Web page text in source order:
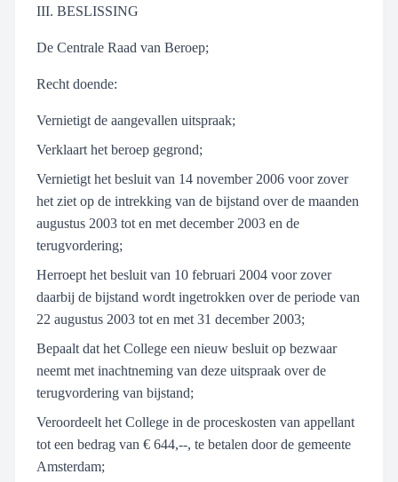
III. BESLISSING
De Centrale Raad van Beroep;
Recht doende:
Vernietigt de aangevallen uitspraak;
Verklaart het beroep gegrond;
Vernietigt het besluit van 14 november 2006 voor zover
het ziet op de intrekking van de bijstand over de maanden
augustus 2003 tot en met december 2003 en de
terugvordering;
Herroept het besluit van 10 februari 2004 voor zover
daarbij de bijstand wordt ingetrokken over de periode van
22 augustus 2003 tot en met 31 december 2003;
Bepaalt dat het College een nieuw besluit op bezwaar
neemt met inachtneming van deze uitspraak over de
terugvordering van bijstand;
Veroordeelt het College in de proceskosten van appellant
tot een bedrag van € 644,--, te betalen door de gemeente
Amsterdam;